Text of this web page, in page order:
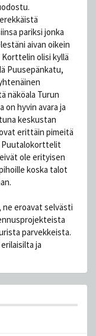
pariksi jonka
aivan oikein
olisi kyllä
Puusepänkatu,
näköala Turun
on hyvin avara ja
keskustan
erittäin pimeitä
Puutalokorttelit
ole erityisen
koska talot
ne eroavat selvästi
parvekkeista.
ja